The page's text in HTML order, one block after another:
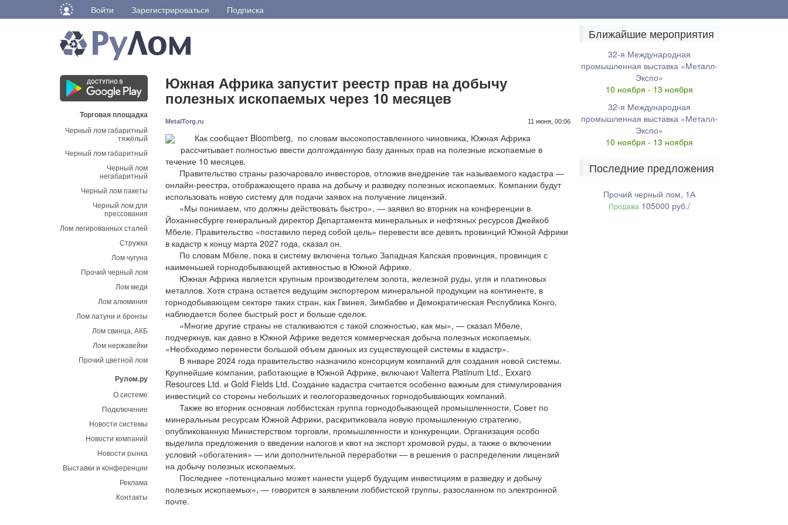
Войти Зарегистрироваться Подписка
Торговая площадка
Черный лом габаритный
тяжёлый
Черный лом габаритный
Черный лом
негабаритный
Черный лом пакеты
Черный лом для
прессования
Лом легированных сталей
Стружка
Лом чугуна
Прочий черный лом
Лом меди
Лом алюминия
Лом латуни и бронзы
Лом свинца, АКБ
Лом нержавейки
Прочий цветной лом
Рулом.ру
О системе
Подключение
Новости системы
Новости компаний
Новости рынка
Выставки и конференции
Реклама
Контакты
Южная Африка запустит реестр прав на добычу
полезных ископаемых через 10 месяцев
MetalTorg.ru 11 июня, 00:06
Как сообщает Bloomberg, по словам высокопоставленного чиновника, Южная Африка
рассчитывает полностью ввести долгожданную базу данных прав на полезные ископаемые в
течение 10 месяцев.
Правительство страны разочаровало инвесторов, отложив внедрение так называемого кадастра —
онлайн-реестра, отображающего права на добычу и разведку полезных ископаемых. Компании будут
использовать новую систему для подачи заявок на получение лицензий.
«Мы понимаем, что должны действовать быстро», — заявил во вторник на конференции в
Йоханнесбурге генеральный директор Департамента минеральных и нефтяных ресурсов Джейкоб
Мбеле. Правительство «поставило перед собой цель» перевести все девять провинций Южной Африки
в кадастр к концу марта 2027 года, сказал он.
По словам Мбеле, пока в систему включена только Западная Капская провинция, провинция с
наименьшей горнодобывающей активностью в Южной Африке.
Южная Африка является крупным производителем золота, железной руды, угля и платиновых
металлов. Хотя страна остается ведущим экспортером минеральной продукции на континенте, в
горнодобывающем секторе таких стран, как Гвинея, Зимбабве и Демократическая Республика Конго,
наблюдается более быстрый рост и больше сделок.
«Многие другие страны не сталкиваются с такой сложностью, как мы», — сказал Мбеле,
подчеркнув, как давно в Южной Африке ведется коммерческая добыча полезных ископаемых.
«Необходимо перенести большой объем данных из существующей системы в кадастр».
В январе 2024 года правительство назначило консорциум компаний для создания новой системы.
Крупнейшие компании, работающие в Южной Африке, включают Valterra Platinum Ltd., Exxaro
Resources Ltd. и Gold Fields Ltd. Создание кадастра считается особенно важным для стимулирования
инвестиций со стороны небольших и геологоразведочных горнодобывающих компаний.
Также во вторник основная лоббистская группа горнодобывающей промышленности, Совет по
минеральным ресурсам Южной Африки, раскритиковала новую промышленную стратегию,
опубликованную Министерством торговли, промышленности и конкуренции. Организация особо
выделила предложения о введении налогов и квот на экспорт хромовой руды, а также о включении
условий «обогатения» — или дополнительной переработки — в решения о распределении лицензий
на добычу полезных ископаемых.
Последнее «потенциально может нанести ущерб будущим инвестициям в разведку и добычу
полезных ископаемых», — говорится в заявлении лоббистской группы, разосланном по электронной
почте.
Ближайшие мероприятия
32-я Международная
промышленная выставка «Металл-
Экспо»
10 ноября - 13 ноября
32-я Международная
промышленная выставка «Металл-
Экспо»
10 ноября - 13 ноября
Последние предложения
Прочий черный лом, 1А
Продажа 105000 руб./